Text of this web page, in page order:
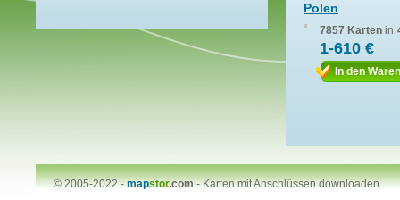
Polen
7857 Karten in
1-610 €
In den
© 2005-2022 -mapstor.com-Karten mit Anschlüssen downloaden